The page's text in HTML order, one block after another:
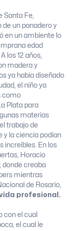
Santa Fe,
de un panadero y
en un ambiente lo
edad
los 12 años,
madera y
ya había diseñado
el niño ya
como
Plata para
materias
trabajo de
y la ciencia podían
increíbles. En los
Horacio
donde creaba
mientras
de Rosario,
profesional.
con el cual
el cual le